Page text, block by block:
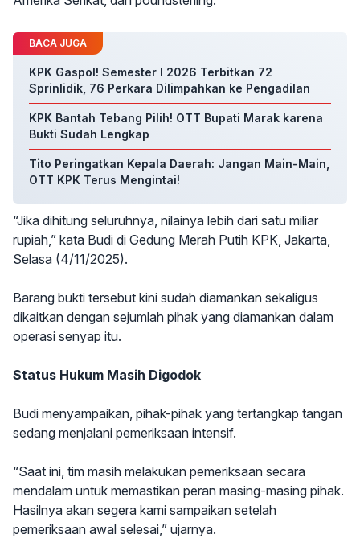
BACA JUGA
KPK Gaspol! Semester I 2026 Terbitkan 72
Sprinlidik, 76 Perkara Dilimpahkan ke Pengadilan
KPK Bantah Tebang Pilih! OTT Bupati Marak karena
Bukti Sudah Lengkap
Tito Peringatkan Kepala Daerah: Jangan Main-Main,
OTT KPK Terus Mengintai!
“Jika dihitung seluruhnya, nilainya lebih dari satu miliar
rupiah,” kata Budi di Gedung Merah Putih KPK, Jakarta,
Selasa (4/11/2025).
Barang bukti tersebut kini sudah diamankan sekaligus
dikaitkan dengan sejumlah pihak yang diamankan dalam
operasi senyap itu.
Status Hukum Masih Digodok
Budi menyampaikan, pihak-pihak yang tertangkap tangan
sedang menjalani pemeriksaan intensif.
“Saat ini, tim masih melakukan pemeriksaan secara
mendalam untuk memastikan peran masing-masing pihak.
Hasilnya akan segera kami sampaikan setelah
pemeriksaan awal selesai,” ujarnya.